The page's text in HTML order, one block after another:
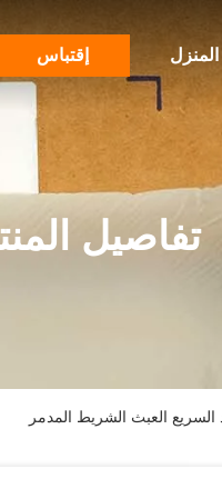
المنزل إقتباس
تفاصيل
السريع العبث الشريط المدمر